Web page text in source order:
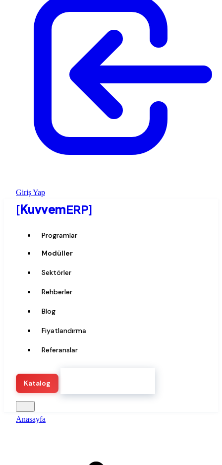
Giriş Yap
[KuvvemERP]
Programlar
Modüller
Sektörler
Rehberler
Blog
Fiyatlandırma
Referanslar
Katalog
Anasayfa